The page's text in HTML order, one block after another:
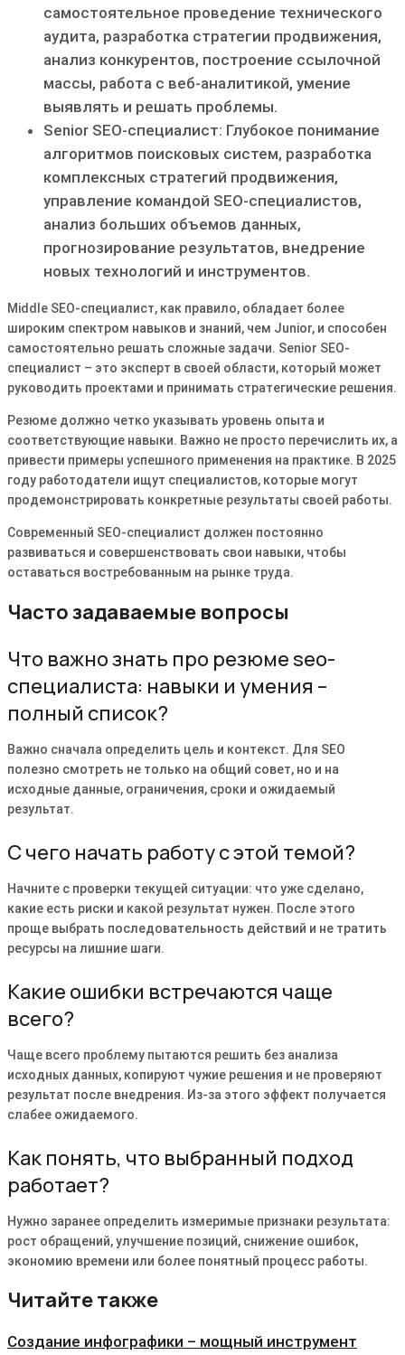
самостоятельное проведение технического
аудита, разработка стратегии продвижения,
анализ конкурентов, построение ссылочной
массы, работа с веб-аналитикой, умение
выявлять и решать проблемы.
Senior SEO-специалист: Глубокое понимание
алгоритмов поисковых систем, разработка
комплексных стратегий продвижения,
управление командой SEO-специалистов,
анализ больших объемов данных,
прогнозирование результатов, внедрение
новых технологий и инструментов.
Middle SEO-специалист, как правило, обладает более
широким спектром навыков и знаний, чем Junior, и способен
самостоятельно решать сложные задачи. Senior SEO-
специалист – это эксперт в своей области, который может
руководить проектами и принимать стратегические решения.
Резюме должно четко указывать уровень опыта и
соответствующие навыки. Важно не просто перечислить их, а
привести примеры успешного применения на практике. В 2025
году работодатели ищут специалистов, которые могут
продемонстрировать конкретные результаты своей работы.
Современный SEO-специалист должен постоянно
развиваться и совершенствовать свои навыки, чтобы
оставаться востребованным на рынке труда.
Часто задаваемые вопросы
Что важно знать про резюме seo-
специалиста: навыки и умения –
полный список?
Важно сначала определить цель и контекст. Для SEO
полезно смотреть не только на общий совет, но и на
исходные данные, ограничения, сроки и ожидаемый
результат.
С чего начать работу с этой темой?
Начните с проверки текущей ситуации: что уже сделано,
какие есть риски и какой результат нужен. После этого
проще выбрать последовательность действий и не тратить
ресурсы на лишние шаги.
Какие ошибки встречаются чаще
всего?
Чаще всего проблему пытаются решить без анализа
исходных данных, копируют чужие решения и не проверяют
результат после внедрения. Из-за этого эффект получается
слабее ожидаемого.
Как понять, что выбранный подход
работает?
Нужно заранее определить измеримые признаки результата:
рост обращений, улучшение позиций, снижение ошибок,
экономию времени или более понятный процесс работы.
Читайте также
Создание инфографики – мощный инструмент